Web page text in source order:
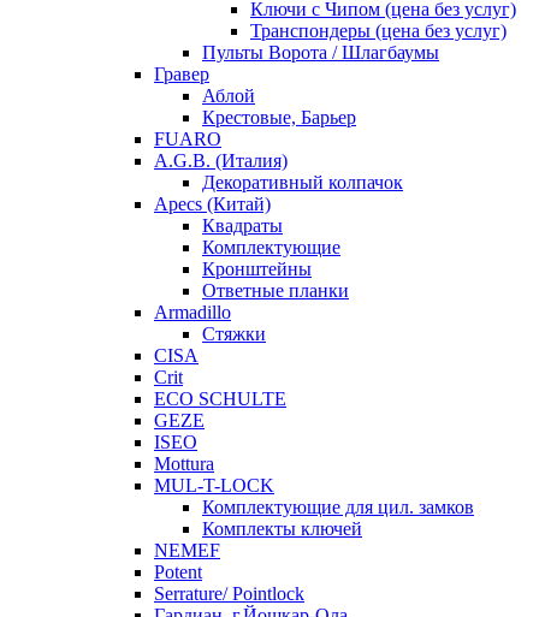
Ключи с Чипом (цена без услуг)
Транспондеры (цена без услуг)
Пульты Ворота / Шлагбаумы
Гравер
Аблой
Крестовые, Барьер
FUARO
A.G.B. (Италия)
Декоративный колпачок
Apecs (Китай)
Квадраты
Комплектующие
Кронштейны
Ответные планки
Armadillo
Стяжки
CISA
Crit
ECO SCHULTE
GEZE
ISEO
Mottura
MUL-T-LOCK
Комплектующие для цил. замков
Комплекты ключей
NEMEF
Potent
Serrature/ Pointlock